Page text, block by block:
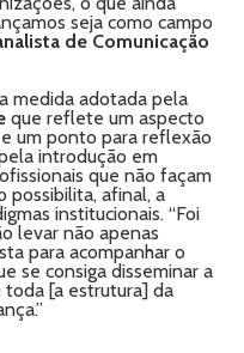
seja como campo
de Comunicação
medida adotada pela
que reflete um aspecto
um ponto para reflexão
introdução em
que não façam
possibilita, afinal, a
institucionais. “Foi
levar não apenas
para acompanhar o
se consiga disseminar a
toda [a estrutura] da